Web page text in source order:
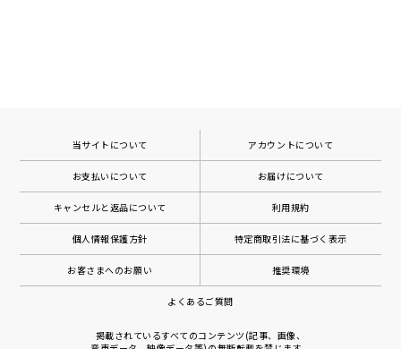
当サイトについて アカウントについて
お支払いについて お届けについて
キャンセルと返品について 利用規約
個人情報保護方針 特定商取引法に基づく表示
お客さまへのお願い 推奨環境
よくあるご質問
掲載されているすべてのコンテンツ(記事、画像、